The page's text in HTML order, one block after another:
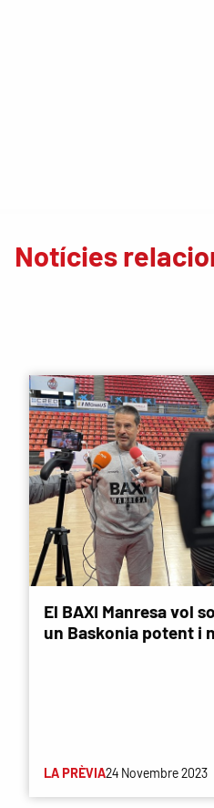
Notícies
El BAXI Manresa vol
un Baskonia potent i
LA PRÈVIA24 Novembre 2023